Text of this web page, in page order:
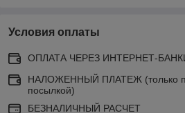
Условия оплаты
ОПЛАТА ЧЕРЕЗ ИНТЕРНЕТ-
НАЛОЖЕННЫЙ ПЛАТЕЖ (только
посылкой)
БЕЗНАЛИЧНЫЙ РАСЧЕТ